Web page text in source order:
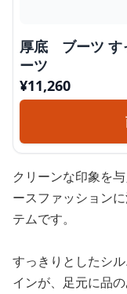
厚底 ブーツ す
ーツ
¥11,260
クリーンな印象を
ースファッション
テムです。
すっきりとしたシ
インが、足元に品